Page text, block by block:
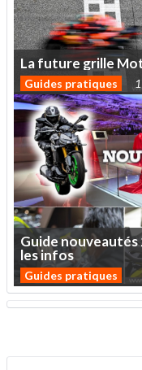
Lafuturegrille
Guides pratiques
Guidenouveautés
lesinfos
Guides pratiques